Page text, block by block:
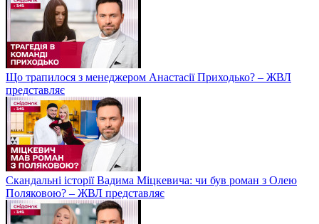
Що трапилося з менеджером Анастасії Приходько? – ЖВЛ
представляє
Скандальні історії Вадима Міцкевича: чи був роман з Олею
Поляковою? – ЖВЛ представляє